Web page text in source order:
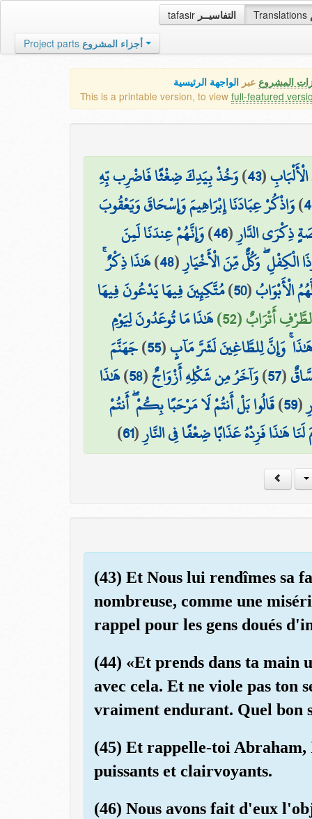
tafasir التفاسيــر Translations
Project parts أجزاء المشروع
المشروع عبر الواجهة الرئيسية
This is a printable version, to view full-featured
(
43
)وَخُذْ بِيَدِكَ ضِغْثًا فَاضْرِب بِّهِ
)وَاذْكُرْ عِبَادَنَا إِبْرَاهِيمَ وَإِسْحَاقَ وَيَعْقُوبَ
ذِكْرَى الدَّارِ(
46
)وَإِنَّهُمْ عِندَنَا لَمِنَ
الْكِفْلِ ۖ وَكُلٌّ مِّنَ الْأَخْيَارِ(
48
)هَٰذَا ذِكْرٌ ۚ
الْأَبْوَابُ(
50
)مُتَّكِئِينَ فِيهَا يَدْعُونَ فِيهَا
أَتْرَابٌ (52)
هَٰذَا مَا تُوعَدُونَ لِيَوْمِ
هَٰذَا ۚ وَإِنَّ لِلطَّاغِينَ لَشَرَّ مَآبٍ(
55
)جَهَنَّمَ
(
57
)وَآخَرُ مِن شَكْلِهِ أَزْوَاجٌ(
58
)هَٰذَا
(
59
)قَالُوا بَلْ أَنتُمْ لَا مَرْحَبًا بِكُمْ ۖ أَنتُمْ
لَنَا هَٰذَا فَزِدْهُ عَذَابًا ضِعْفًا فِي النَّارِ(
61
)
(43) Et Nous lui rendîmes sa
nombreuse, comme une
rappel pour les gens doués
(44) «Et prends dans ta main
avec cela. Et ne viole pas ton
vraiment endurant. Quel bon
(45) Et rappelle-toi Abraham,
puissants et clairvoyants.
(46) Nous avons fait d'eux